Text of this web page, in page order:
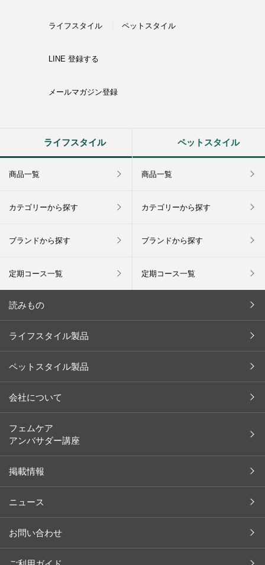
ライフスタイル ペットスタイル
LINE 登録する
メールマガジン登録
ライフスタイル
商品一覧
カテゴリーから探す
ブランドから探す
定期コース一覧
ペットスタイル
商品一覧
カテゴリーから探す
ブランドから探す
定期コース一覧
読みもの
キャンペーン
インタビュー
余[yo]
ペット
コラム
植物・天然成分辞典
商品開発ストーリー
ライフスタイル製品
ペットスタイル製品
会社について
社長メッセージ
取り扱い店舗（ライフスタイル）
フェムケア
アンバサダー講座
掲載情報
ニュース
お問い合わせ